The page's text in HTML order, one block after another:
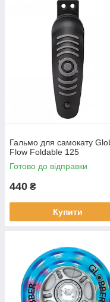
Гальмо для самокату
Flow Foldable 125
Готово до відправки
440 ₴
Купити